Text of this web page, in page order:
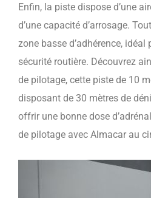
Enfin, la piste dispose d’une
d’une capacité d’arrosage.
zone basse d’adhérence, idéal
sécurité routière. Découvrez
de pilotage, cette piste de 10
disposant de 30 mètres de
offrir une bonne dose
de pilotage avec Almacar au